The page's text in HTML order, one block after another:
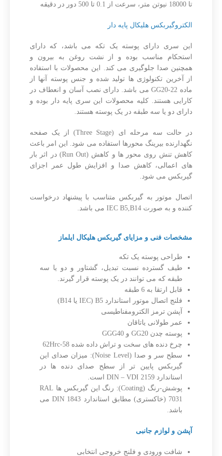
تا 18000 نیوتن متر، سرعت از 0.1 تا 500 دور در دقیقه
الکتروگیربکس هلیکال پایه دار
این سری دارای پوسته یک تکه می باشد، که دارای
استحکام مناسب بوده و از نشت روغن به بیرون و
همچنین صدا جلوگیری می کند. این محصولات با استفاده
از آخرین تکنولوژی ها تولید شده و جنس پوسته آنها از
ماده GG20-22 می باشد. دارای نصب آسان و انعطاف در
کارایی هستند. کلیه محصولات این سری پایه دار بوده و
دارای دو یا سه طبقه در یک پوسته هستند.
در حالت سه مرحله ای (Three Stage) از یک صفحه
نگهدارنده بیرینگ محورها استفاده می شود. این امر باعث
کاهش تنش روی محور ها و کاهش (Run Out) در اثر بار
های اعمالی، کاهش صدا و افزایش طول عمر اجزای
گیربکس می شود.
اتصال موتور به گیربکس متناسب با پیشنهاد درخواست
کننده و به صورت IEC B5,B14 می باشد.
مشخصات فنی و مزایای گیربکس هلیکال ایلماز
طراحی پوسته یک تکه
طیف گسترده نسبت تبدیل، گشتاور و دو یا سه
طبقه که می توانند در یک پوسته قرار گیرند.
قابل ارتقا به 6 طبقه
فلنج اتصال موتور استاندارد IEC) B5 یا B14)
آپشن ترمز الکترومفناطیسی
عمر طولانی یاتاقان
پوسته چدن GG20 و GGG40
چرخ دنده های سخت و تراش داده شده 58-62Hrc
سطح سر و صدا (Noise Level): میزان صدای این
گیربکس پایین تر از سطح صدای دنده ها در
استاندارد DIN – VDI 2159 است.
پوشش-رنگ (Coating): رنگ این گیربکس ها RAL
7031 (خاکستری) مطابق استاندارد DIN 1843 می
باشد.
آپشن و لوازم جانبی
شافت ورودی و فلنج خروجی انتخابی